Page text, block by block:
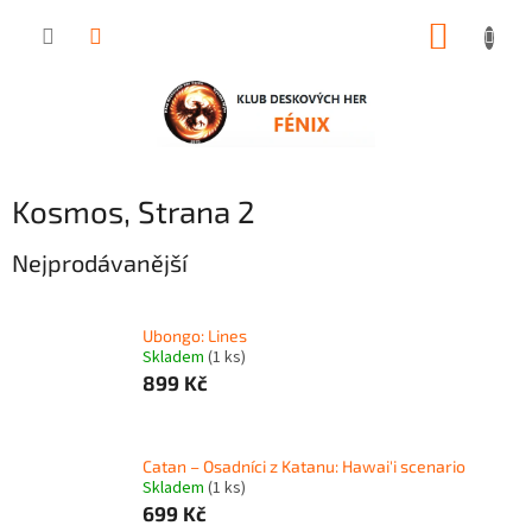
Kosmos, Strana 2
Nejprodávanější
Ubongo: Lines
Skladem (1 ks)
899 Kč
Catan – Osadníci z Katanu: Hawai'i scenario
Skladem (1 ks)
699 Kč